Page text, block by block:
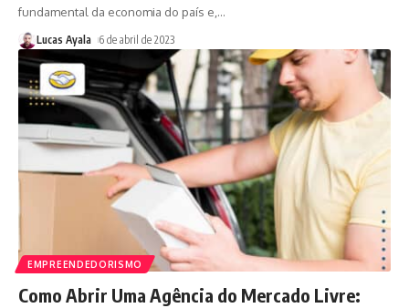
fundamental da economia do país e, …
Lucas Ayala 6 de abril de 2023
EMPREENDEDORISMO
Como Abrir Uma Agência do Mercado Livre: